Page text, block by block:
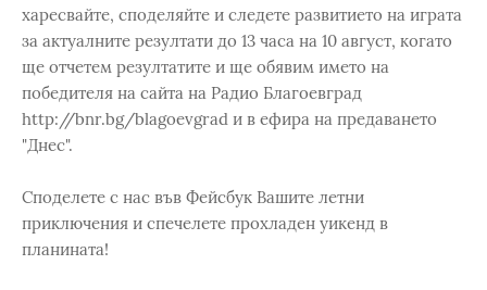
харесвайте, споделяйте и следете развитието на играта
за актуалните резултати до 13 часа на 10 август, когато
ще отчетем резултатите и ще обявим името на
победителя на сайта на Радио Благоевград
http://bnr.bg/blagoevgrad и в ефира на предаването
"Днес".
Споделете с нас във Фейсбук Вашите летни
приключения и спечелете прохладен уикенд в
планината!